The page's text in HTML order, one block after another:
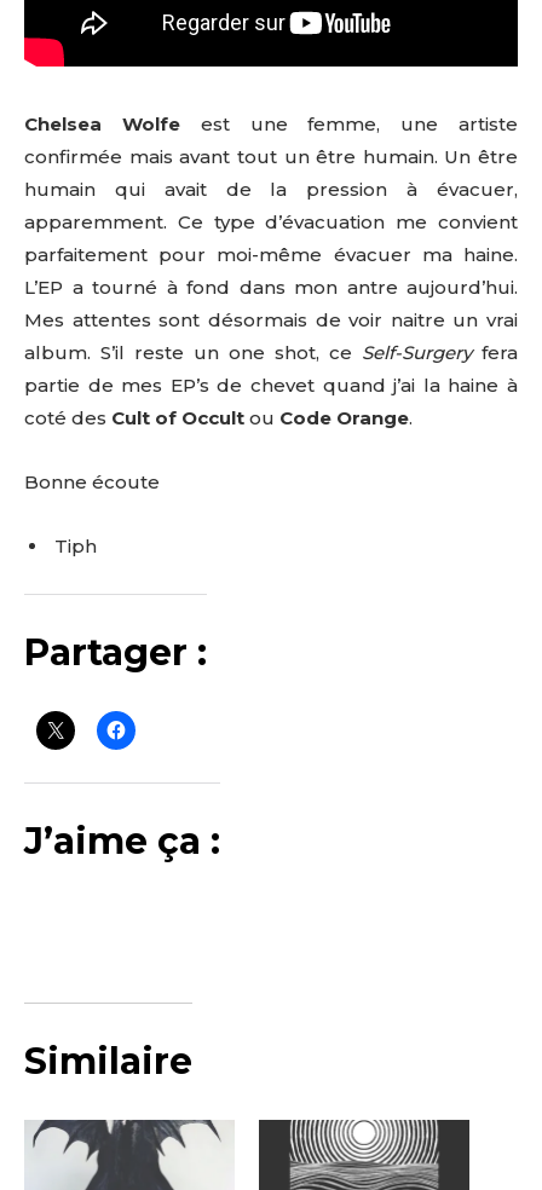
Chelsea Wolfeest une femme, une artiste
confirmée mais avant tout un être humain. Un être
humain qui avait de la pression à évacuer,
apparemment. Ce type d’évacuation me convient
parfaitement pour moi-même évacuer ma haine.
L’EP a tourné à fond dans mon antre aujourd’hui.
Mes attentes sont désormais de voir naitre un vrai
album. S’il reste un one shot, ce Self-Surgeryfera
partie de mes EP’s de chevet quand j’ai la haine à
coté des Cult of Occult ou Code Orange.
Bonne écoute
Tiph
Partager :
J’aime ça :
Similaire